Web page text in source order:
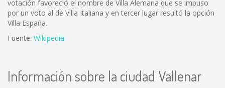
votación favoreció el nombre de Villa Alemana que se impuso
por un voto al de Villa Italiana y en tercer lugar resultó la opción
Villa España.
Fuente: Wikipedia
Información sobre la ciudad Vallenar